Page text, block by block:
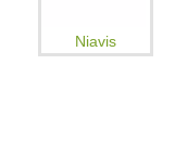
Niavis